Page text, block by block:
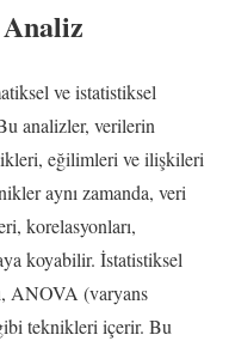
ve istatistiksel
analizler, verilerin
eğilimleri ve ilişkileri
aynı zamanda, veri
korelasyonları,
koyabilir. İstatistiksel
ANOVA (varyans
teknikleri içerir. Bu